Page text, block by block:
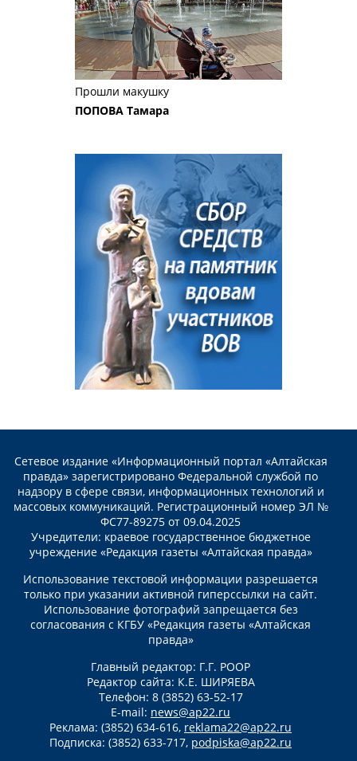
Прошли макушку
ПОПОВА Тамара
Сетевое издание «Информационный портал «Алтайская
правда» зарегистрировано Федеральной службой по
надзору в сфере связи, информационных технологий и
массовых коммуникаций. Регистрационный номер ЭЛ №
ФС77-89275 от 09.04.2025
Учредители: краевое государственное бюджетное
учреждение «Редакция газеты «Алтайская правда»
Использование текстовой информации разрешается
только при указании активной гиперссылки на сайт.
Использование фотографий запрещается без
согласования с КГБУ «Редакция газеты «Алтайская
правда»
Главный редактор: Г.Г. РООР
Редактор сайта: К.Е. ШИРЯЕВА
Телефон: 8 (3852) 63-52-17
E-mail: news@ap22.ru
Реклама: (3852) 634-616, reklama22@ap22.ru
Подписка: (3852) 633-717, podpiska@ap22.ru